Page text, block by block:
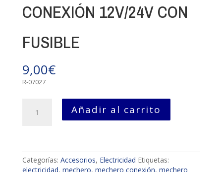
CONEXIÓN 12V/24V CON
FUSIBLE
9,00€
R-07027
MACHO
CON
FUSIBLE
Añadir al carrito
Categorías: Accesorios, Electricidad Etiquetas:
electricidad, mechero, mechero conexión, mechero